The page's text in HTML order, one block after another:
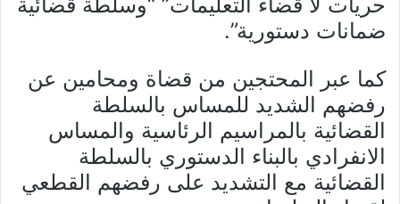
ضمانات دستورية”.
كما عبر المحتجين من قضاة ومحامين عن
رفضهم الشديد للمساس بالسلطة
القضائية بالمراسيم الرئاسية والمساس
الانفرادي بالبناء الدستوري بالسلطة
القضائية مع التشديد على رفضهم القطعي